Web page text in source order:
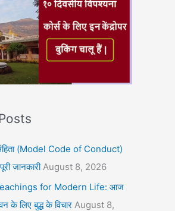
(Model Code of Conduct)
जानकारी August 8, 2026
for Modern Life: आज
के लिए बुद्ध के विचार August 8,